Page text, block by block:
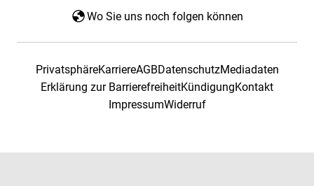
Wo Sie uns noch folgen können
PrivatsphäreKarriereAGBDatenschutzMediadaten
Erklärung zur BarrierefreiheitKündigungKontakt
ImpressumWiderruf